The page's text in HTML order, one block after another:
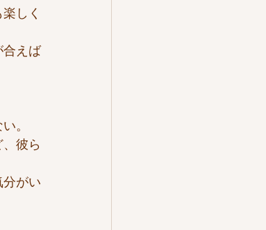
しく
合えば
。
彼ら
がい